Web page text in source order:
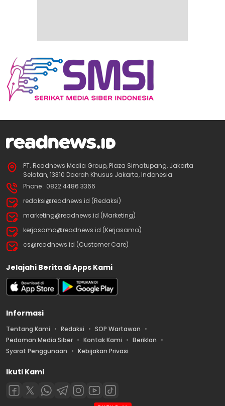
PT. Readnews Media Group, Plaza Simatupang, Jakarta
Selatan, 13310 Daerah Khusus Jakarta, Indonesia
Phone : 0822 4486 3366
redaksi@readnews.id (Redaksi)
marketing@readnews.id (Marketing)
kerjasama@readnews.id (Kerjasama)
cs@readnews.id (Customer Care)
Jelajahi Berita di Apps Kami
Informasi
Tentang Kami Redaksi
SOP Wartawan
Pedoman Media Siber
Kontak Kami
Beriklan
Syarat Penggunaan
Kebijakan Privasi
Ikuti Kami